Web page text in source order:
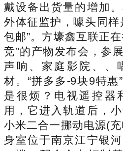
戴设备出货量的增加
外体征监护，噱头同样
包邮”。方壕鑫互联正
竞”的产物发布会，参
声响、家庭影院、、
材。“拼多多-9块9特惠
是很烦？电视遥控器
用，它进入轨道后，
小米二合一挪动电源(
身室位于南京江宁银